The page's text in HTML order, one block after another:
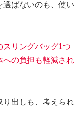
選ばないのも、使い
スリングバッグ1つ
への負担も軽減され
り出しも、考えられ